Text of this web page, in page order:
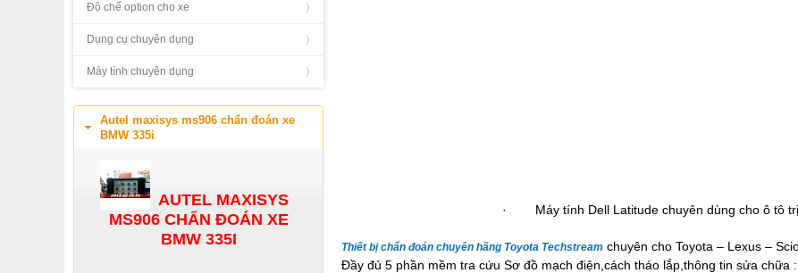
Độ chế option cho xe
Dụng cụ chuyên dụng
Máy tính chuyên dụng
Autel maxisys ms906 chẩn đoán xe
BMW 335i
AUTEL MAXISYS
MS906 CHẨN ĐOÁN XE
BMW 335I
· Máy tính Dell Latitude chuyên dùng cho ô tô trị
Thiết bị chẩn đoán chuyên hãng Toyota Techstream chuyên cho Toyota – Lexus –
Đầy đủ 5 phần mềm tra cứu Sơ đồ mạch điện,cách tháo lắp,thông tin sửa chữa :